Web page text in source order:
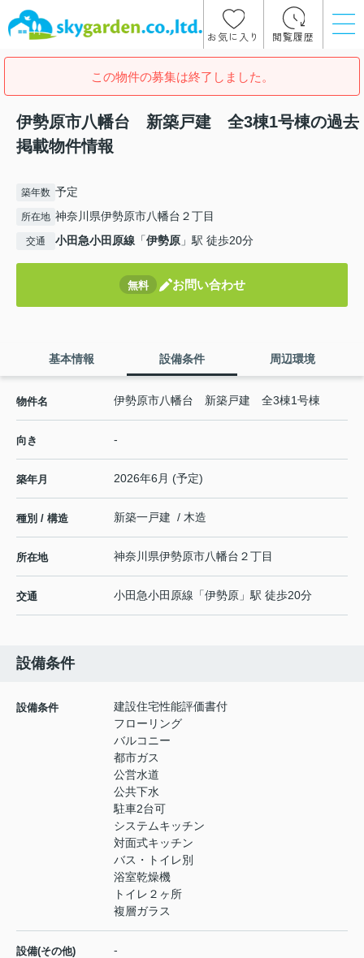
お気に入り 閲覧履歴
この物件の募集は終了しました。
伊勢原市八幡台 新築戸建 全3棟1号棟の過去
掲載物件情報
築年数 予定
所在地 神奈川県伊勢原市八幡台２丁目
交通 小田急小田原線 「伊勢原 」駅 徒歩20分
無料 お問い合わせ
基本情報 設備条件 周辺環境
物件名 伊勢原市八幡台 新築戸建 全3棟1号棟
向き -
築年月 2026年6月 (予定)
種別 / 構造 新築一戸建 / 木造
所在地 神奈川県伊勢原市八幡台 ２丁目
交通 小田急小田原線 「伊勢原 」駅 徒歩20分
設備条件
設備条件
建設住宅性能評価書付
フローリング
バルコニー
都市ガス
公営水道
公共下水
駐車2台可
システムキッチン
対面式キッチン
バス・トイレ別
浴室乾燥機
トイレ２ヶ所
複層ガラス
設備(その他) -